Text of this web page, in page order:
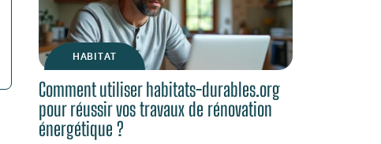
HABITAT
Comment utiliser habitats-durables.org
pour réussir vos travaux de rénovation
énergétique ?